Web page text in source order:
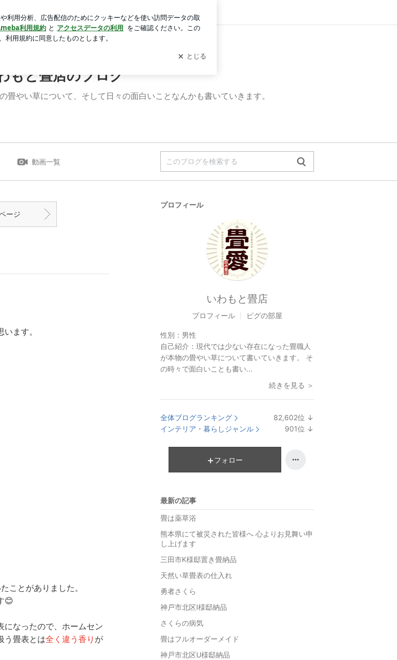
ログイン
もと畳店のブログ
やい草について、そして日々の面白いことなんかも書いていきます。
動画一覧
ージ
ます。
ことがありました。
😊
になったので、ホームセン
う畳表とは全く違う香り が
プロフィール
いわもと畳店
プロフィール ピグの部屋
性別： 男性
自己紹介： 現代では少ない存在になった畳職人
が本物の畳やい草について書いていきます。 そ
の時々で面白いことも書い...
続きを見る ＞
全体ブログランキング 82,602位 ↓
インテリア・暮らしジャンル 901位 ↓
フォロー
最新の記事
畳は薬草浴
熊本県にて被災された皆様へ 心よりお見舞い申
し上げます
三田市K様邸置き畳納品
天然い草畳表の仕入れ
勇者さくら
神戸市北区I様邸納品
さくらの病気
畳はフルオーダーメイド
神戸市北区U様邸納品